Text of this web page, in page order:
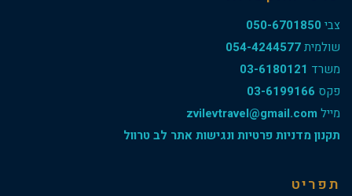
צבי 050-6701850
שולמית054-4244577
משרד 03-6180121
פקס 03-6199166
מייל zvilevtravel@gmail.com
תקנון מדניות פרטיות ונגישות אתר לב טרוול
תפריט